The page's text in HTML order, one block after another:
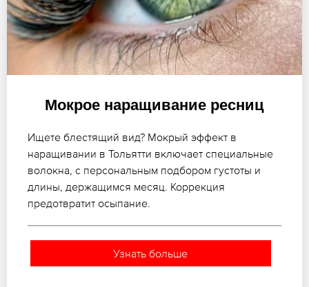
Мокрое наращивание ресниц
Ищете блестящий вид? Мокрый эффект в
наращивании в Тольятти включает специальные
волокна, с персональным подбором густоты и
длины, держащимся месяц. Коррекция
предотвратит осыпание.
Узнать больше